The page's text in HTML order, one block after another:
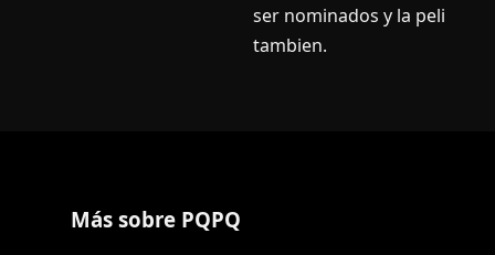
ser nominados y la peli
tambien.
Más sobre PQPQ